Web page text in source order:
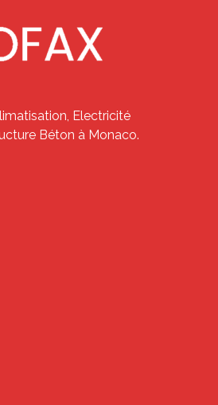
Electricité
Béton à Monaco.